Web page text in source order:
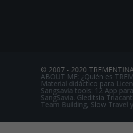
© 2007 - 2020
ABOUT ME: ¿Quién es
Material didáctico para
Sangsavia tools: 12 App
SangSavia. Gleditsia
Team Building, Slow Travel